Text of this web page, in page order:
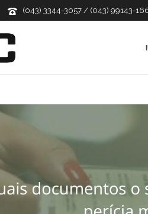
(043) 3344-3057 / (043) 99143-